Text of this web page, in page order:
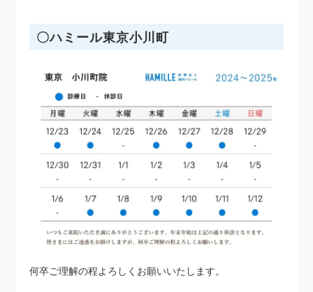
〇ハミール東京小川町
何卒ご理解の程よろしくお願いいたします。